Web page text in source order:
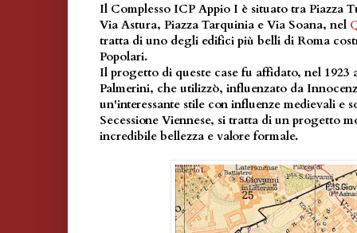
Il Complesso ICP Appio I è situato tra Piazza
Via Astura, Piazza Tarquinia e Via Soana, nel
tratta di uno degli edifici più belli di Roma
Popolari.
Il progetto di queste case fu affidato, nel
Palmerini, che utilizzò, influenzato da
un'interessante stile con influenze medievali e
Secessione Viennese, si tratta di un progetto
incredibile bellezza e valore formale.